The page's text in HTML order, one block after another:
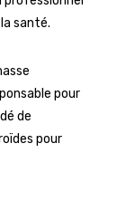
santé.
pour
de
pour